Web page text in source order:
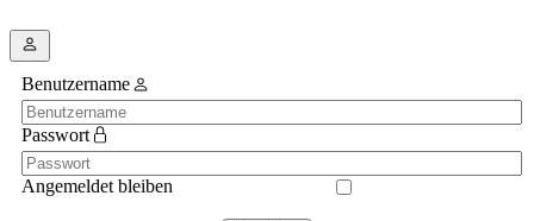
Benutzername
Passwort
Angemeldet bleiben